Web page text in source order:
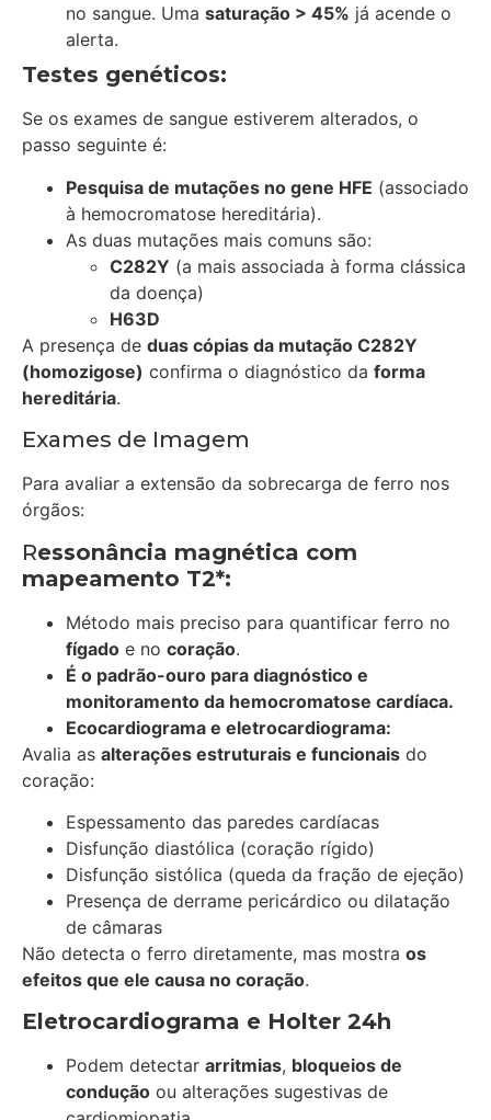
no sangue. Uma saturação > 45% já acende o
alerta.
Testes genéticos:
Se os exames de sangue estiverem alterados, o
passo seguinte é:
Pesquisa de mutações no gene HFE (associado
à hemocromatose hereditária).
As duas mutações mais comuns são:
C282Y (a mais associada à forma clássica
da doença)
H63D
A presença de duas cópias da mutação C282Y
(homozigose) confirma o diagnóstico da forma
hereditária.
Exames de Imagem
Para avaliar a extensão da sobrecarga de ferro nos
órgãos:
Ressonância magnética com
mapeamento T2*:
Método mais preciso para quantificar ferro no
fígado e no coração.
É o padrão-ouro para diagnóstico e
monitoramento da hemocromatose cardíaca.
Ecocardiograma e eletrocardiograma:
Avalia as alterações estruturais e funcionais do
coração:
Espessamento das paredes cardíacas
Disfunção diastólica (coração rígido)
Disfunção sistólica (queda da fração de ejeção)
Presença de derrame pericárdico ou dilatação
de câmaras
Não detecta o ferro diretamente, mas mostra os
efeitos que ele causa no coração.
Eletrocardiograma e Holter 24h
Podem detectar arritmias, bloqueios de
condução ou alterações sugestivas de